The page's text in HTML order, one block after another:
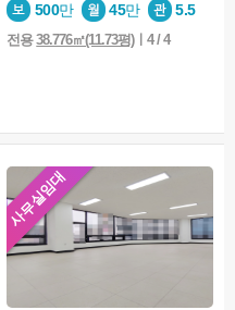
500만 45만 5.5
전용38.776㎡(11.73평)ㅣ4 / 4
사무실임대